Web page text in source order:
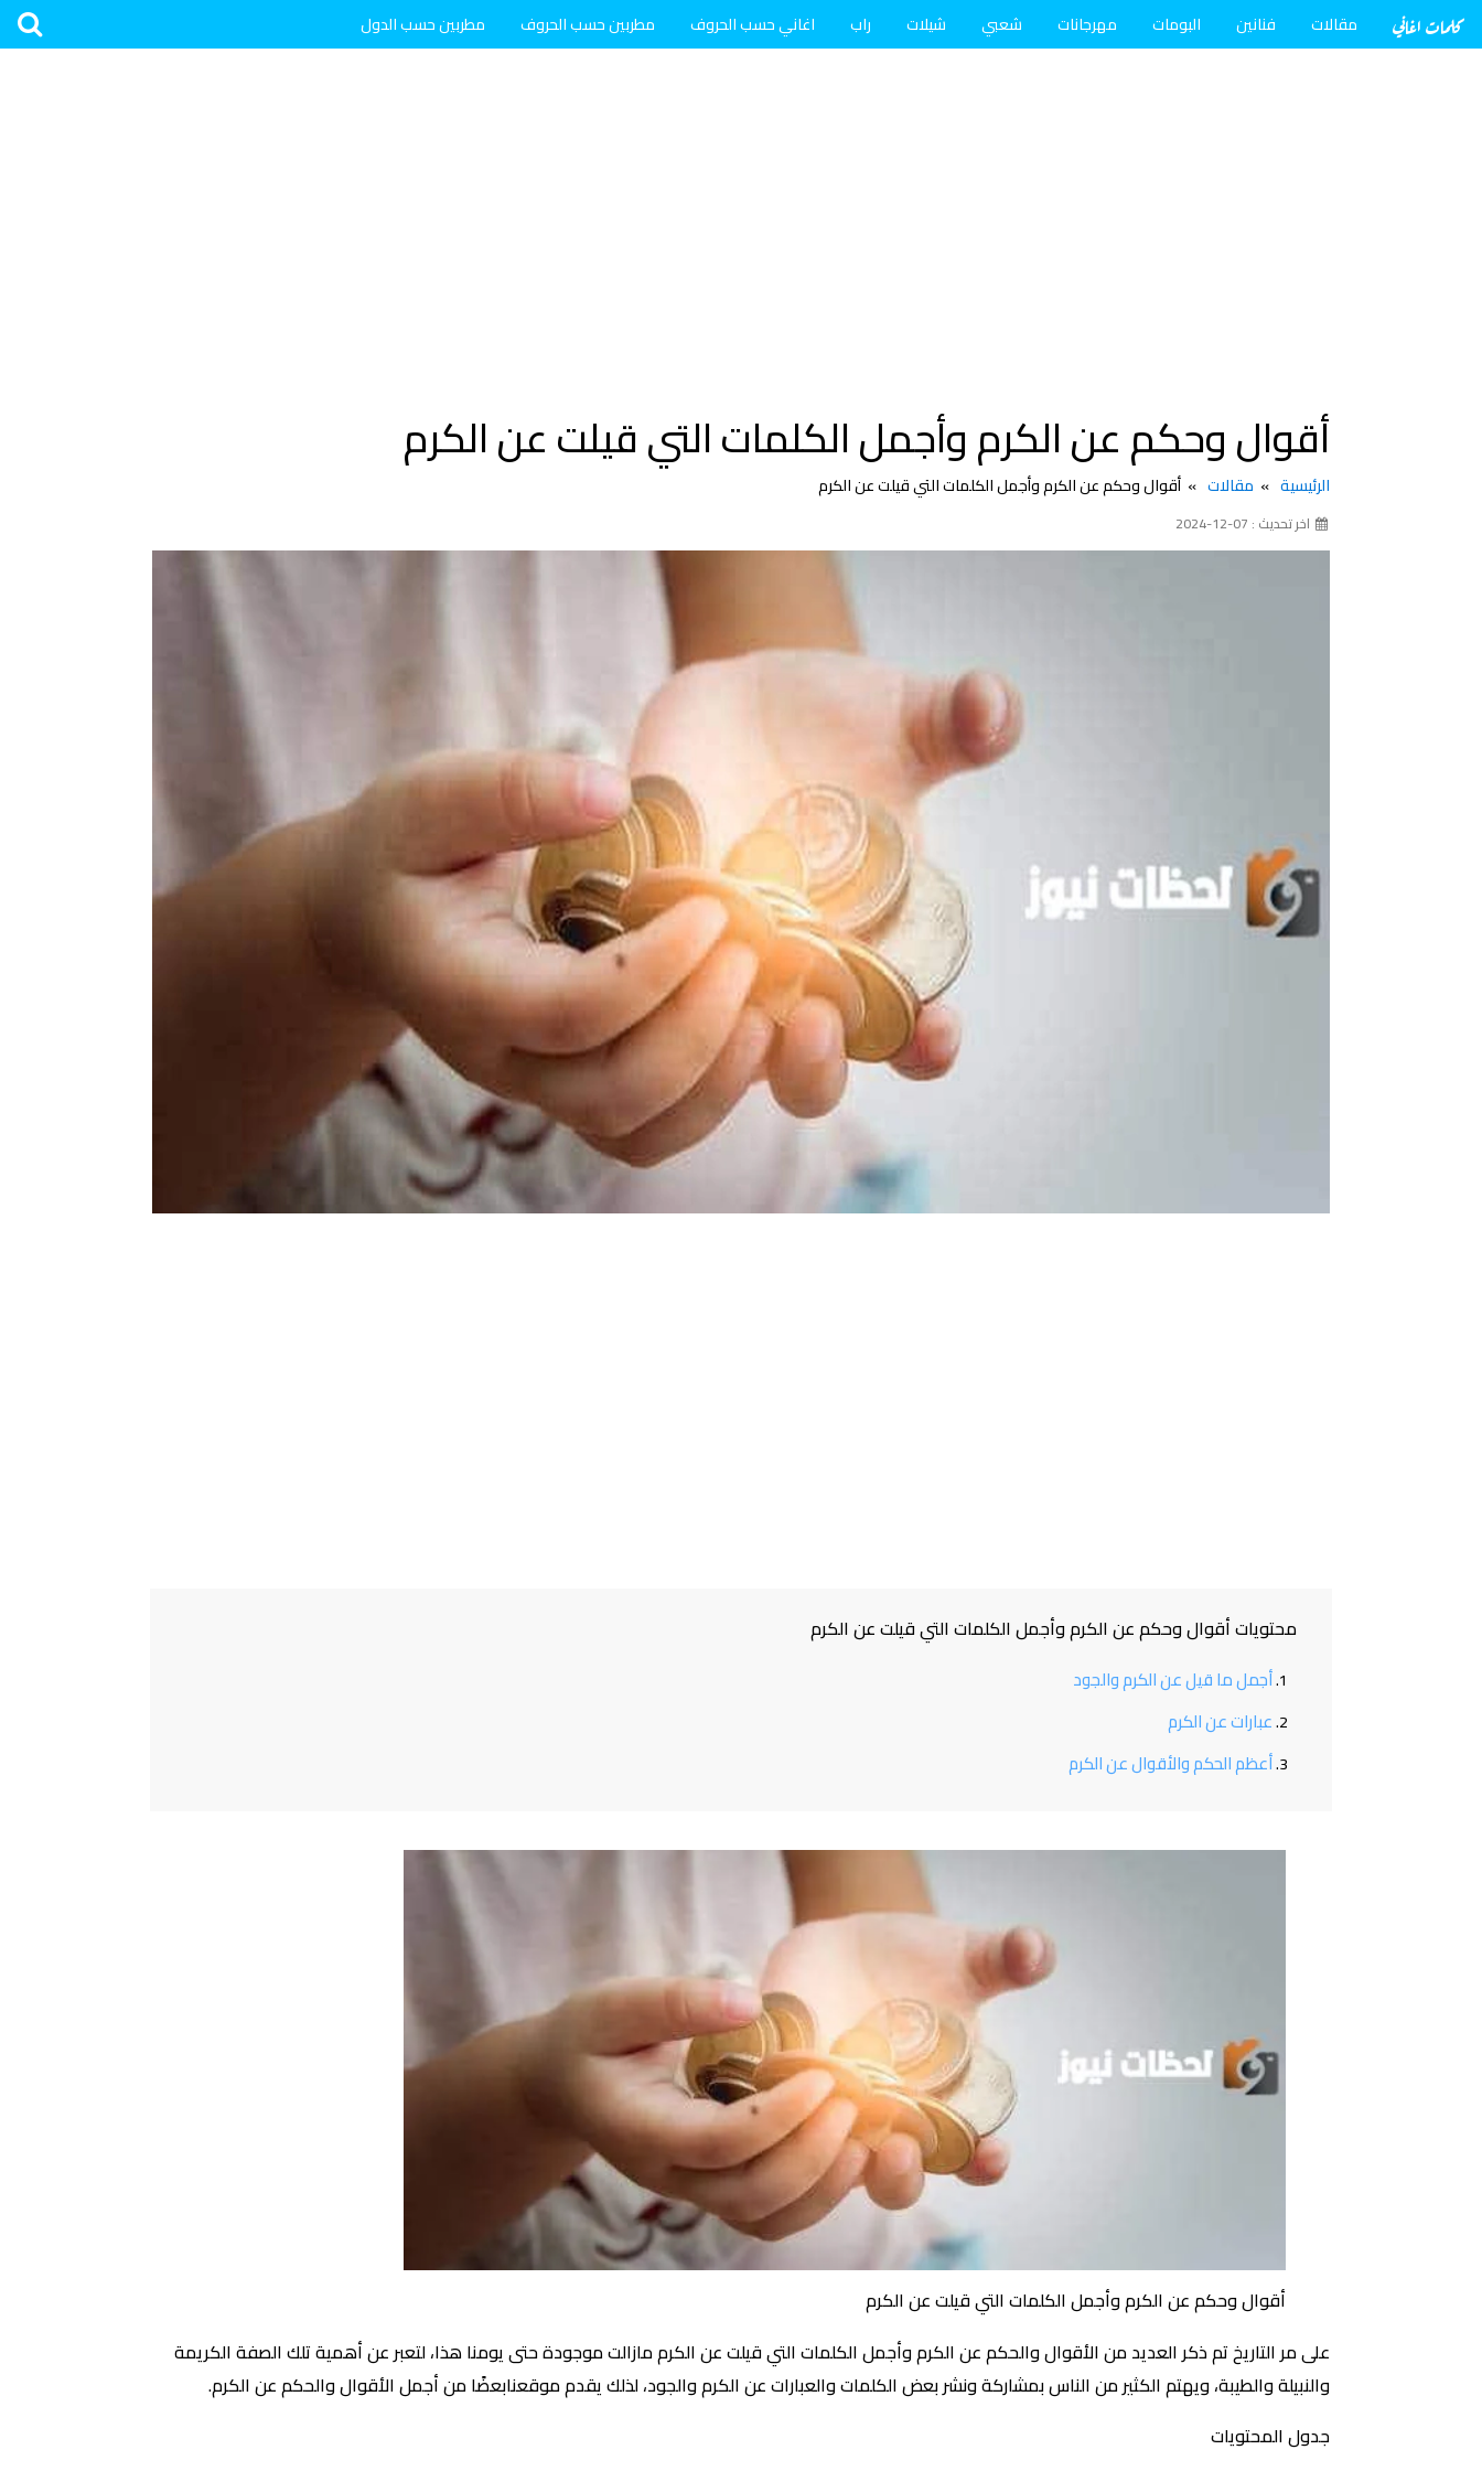
كلمات اغاني مقالات فنانين البومات مهرجانات شعبي شيلات راب اغاني حسب الحروف مطربين حسب الحروف مطربين حسب الدول
أقوال وحكم عن الكرم وأجمل الكلمات التي قيلت عن الكرم
الرئيسية مقالات أقوال وحكم عن الكرم وأجمل الكلمات التي قيلت عن الكرم
اخر تحديث : 07-12-2024
محتويات أقوال وحكم عن الكرم وأجمل الكلمات التي قيلت عن الكرم
أجمل ما قيل عن الكرم والجود
عبارات عن الكرم
أعظم الحكم والأقوال عن الكرم
أقوال وحكم عن الكرم وأجمل الكلمات التي قيلت عن الكرم
على مر التاريخ تم ذكر العديد من الأقوال والحكم عن الكرم وأجمل الكلمات التي قيلت عن الكرم مازالت موجودة حتى يومنا هذا، لتعبر عن أهمية تلك الصفة الكريمة
والنبيلة والطيبة، ويهتم الكثير من الناس بمشاركة ونشر بعض الكلمات والعبارات عن الكرم والجود، لذلك يقدم موقعنابعضًا من أجمل الأقوال والحكم عن الكرم.
جدول المحتويات